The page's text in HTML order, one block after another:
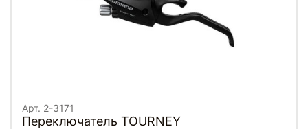
Арт. 2-3171
Переключатель TOURNEY